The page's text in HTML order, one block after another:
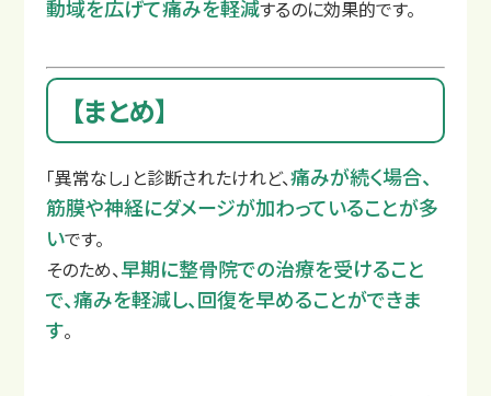
動域を広げて痛みを軽減するのに効果的です。
【まとめ】
「異常なし」と診断されたけれど、痛みが続く場合、
筋膜や神経にダメージが加わっていることが多
いです。
そのため、早期に整骨院での治療を受けること
で、痛みを軽減し、回復を早めることができま
す。